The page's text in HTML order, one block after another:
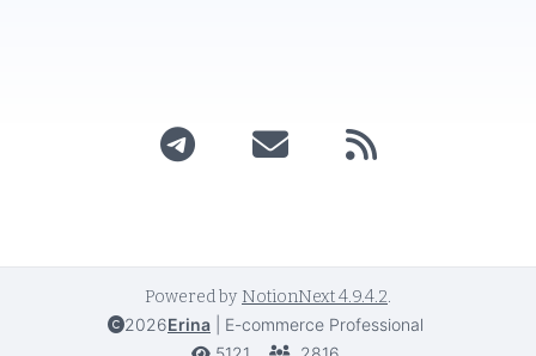
Powered by NotionNext4.9.4.2.
2026Erina
E-commerce Professional